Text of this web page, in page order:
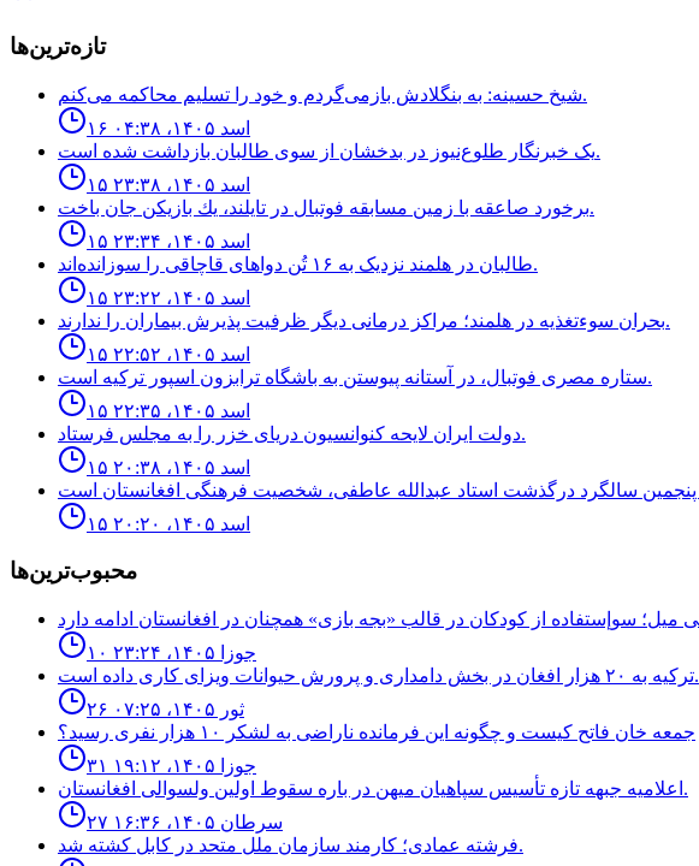
تازه‌ترین‌ها
شیخ حسینه: به بنگلادش بازمی‌گردم و خود را تسلیم محاکمه می‌کنم.
۱۶ اسد ۱۴۰۵، ۰۴:۳۸
یک خبرنگار طلوع‌نیوز در بدخشان از سوی طالبان بازداشت شده است.
۱۵ اسد ۱۴۰۵، ۲۳:۳۸
برخورد صاعقه با زمين مسابقه فوتبال در تايلند، يك بازيكن جان باخت.
۱۵ اسد ۱۴۰۵، ۲۳:۳۴
طالبان در هلمند نزدیک به ۱۶ تُن دواهای قاچاقی را سوزانده‌اند.
۱۵ اسد ۱۴۰۵، ۲۳:۲۲
بحران سوءتغذیه در هلمند؛ مراکز درمانی دیگر ظرفیت پذیرش بیماران را ندارند.
۱۵ اسد ۱۴۰۵، ۲۲:۵۲
ستاره مصرى فوتبال، در آستانه پيوستن به باشگاه ترابزون اسپور تركيه است.
۱۵ اسد ۱۴۰۵، ۲۲:۳۵
دولت ايران لايحه كنوانسيون درياى خزر را به مجلس فرستاد.
۱۵ اسد ۱۴۰۵، ۲۰:۳۸
۱۵ اسد ۱۴۰۵، ۲۰:۲۰
محبوب‌ترین‌ها
۱۰ جوزا ۱۴۰۵، ۲۳:۲۴
ترکیه به ۲۰ هزار افغان در بخش دامداری و پرورش حیوانات ویزای کاری داده است.
۲۶ ثور ۱۴۰۵، ۰۷:۲۵
جمعه خان فاتح كيست و چگونه اين فرمانده ناراضى به لشكر ١٠ هزار نفرى رسيد؟
۳۱ جوزا ۱۴۰۵، ۱۹:۱۲
اعلاميه جبهه تازه تأسيس سپاهيان ميهن در باره سقوط اولين ولسوالى افغانستان.
۲۷ سرطان ۱۴۰۵، ۱۶:۳۶
فرشته عمادى؛ كارمند سازمان ملل متحد در كابل كشته شد.